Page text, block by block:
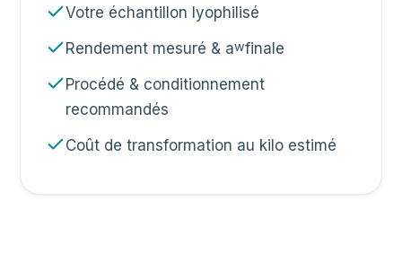
Votre échantillon lyophilisé
Rendement mesuré & awfinale
Procédé & conditionnement
recommandés
Coût de transformation au kilo estimé